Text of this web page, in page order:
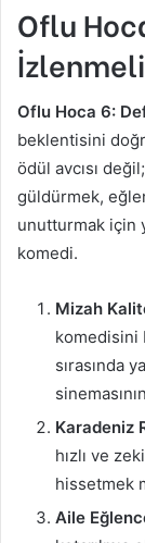
Oflu
Oflu Hoca 6:
beklentisini
ödül avcısı
güldürmek,
unutturmak için
komedi.
Mizah
komedisini
sırasında
Karadeniz
hızlı ve
hissetmek
Aile